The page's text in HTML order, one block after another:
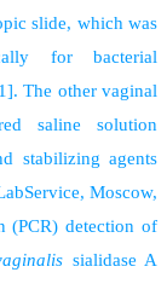
slide, which was
for bacterial
The other vaginal
saline solution
stabilizing agents
Moscow,
(PCR) detection of
sialidase A